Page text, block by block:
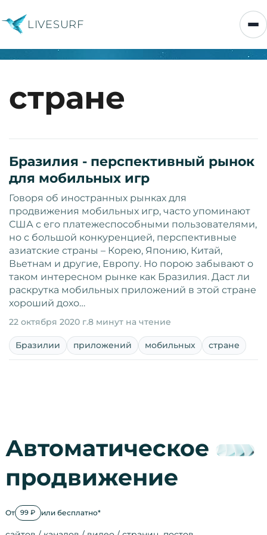
LIVESURF
стране
Бразилия - перспективный рынок
для мобильных игр
Говоря об иностранных рынках для
продвижения мобильных игр, часто упоминают
США с его платежеспособными пользователями,
но с большой конкуренцией, перспективные
азиатские страны – Корею, Японию, Китай,
Вьетнам и другие, Европу. Но порою забывают о
таком интересном рынке как Бразилия. Даст ли
раскрутка мобильных приложений в этой стране
хороший дохо…
22 октября 2020 г.8 минут на чтение
Бразилии приложений мобильных стране
Автоматическое
продвижение
От 99 ₽ или бесплатно*